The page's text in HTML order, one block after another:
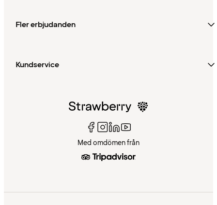
Fler erbjudanden
Kundservice
Med omdömen från